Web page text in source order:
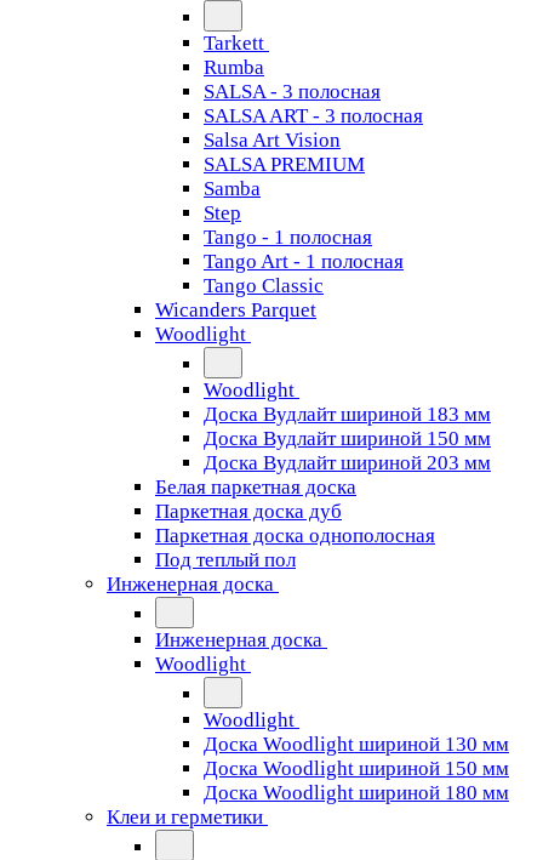
Tarkett
Rumba
SALSA - 3 полосная
SALSA ART - 3 полосная
Salsa Art Vision
SALSA PREMIUM
Samba
Step
Tango - 1 полосная
Tango Art - 1 полосная
Tango Classiс
Wicanders Parquet
Woodlight
Woodlight
Доска Вудлайт шириной 183 мм
Доска Вудлайт шириной 150 мм
Доска Вудлайт шириной 203 мм
Белая паркетная доска
Паркетная доска дуб
Паркетная доска однополосная
Под теплый пол
Инженерная доска
Инженерная доска
Woodlight
Woodlight
Доска Woodlight шириной 130 мм
Доска Woodlight шириной 150 мм
Доска Woodlight шириной 180 мм
Клеи и герметики